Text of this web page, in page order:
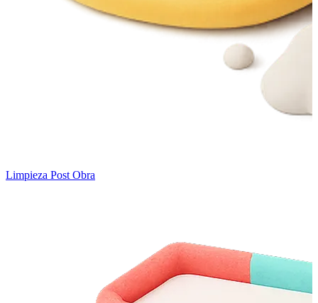
Limpieza Post Obra